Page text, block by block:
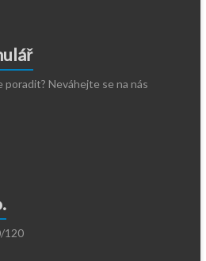
Neváhejte se na nás
120